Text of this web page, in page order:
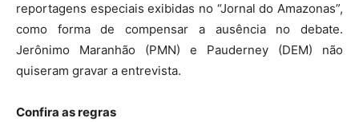
reportagens especiais exibidas no “Jornal do Amazonas”,
como forma de compensar a ausência no debate.
Jerônimo Maranhão (PMN) e Pauderney (DEM) não
quiseram gravar a entrevista.
Confira as regras